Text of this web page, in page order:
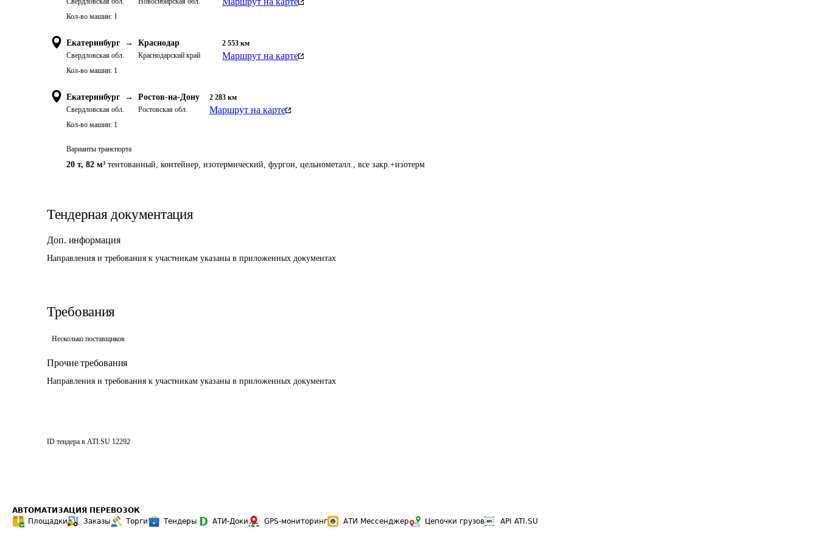
Кол-во машин: 1
Екатеринбург →
Свердловская обл.
Краснодар
Краснодарский край
2 553 км
Маршрут на карте
Кол-во машин: 1
Екатеринбург →
Свердловская обл.
Ростов-на-Дону
Ростовская обл.
2 283 км
Маршрут на карте
Кол-во машин: 1
Варианты транспорта
20 т, 82 м³ тентованный, контейнер, изотермический, фургон, цельнометалл., все закр.+изотерм
Тендерная документация
Доп. информация
Направления и требования к участникам указаны в приложенных документах
Требования
Несколько поставщиков
Прочие требования
Направления и требования к участникам указаны в приложенных документах
ID тендера в ATI.SU 12292
АВТОМАТИЗАЦИЯ ПЕРЕВОЗОК
Площадки
Заказы Торги Тендеры АТИ-Доки GPS-мониторинг АТИ Мессенджер Цепочки грузов API ATI.SU